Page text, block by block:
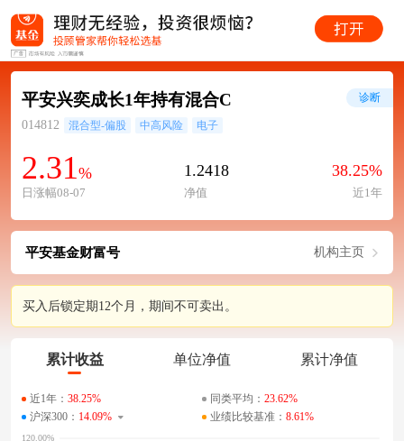
平安兴奕成长1年持有混合C
014812 混合型-偏股 中高风险 电子
2.31 %
日涨幅08-07
1.2418
净值
38.25%
近1年
诊断
平安基金财富号 机构主页
买入后锁定期12个月，期间不可卖出。
累计收益 单位净值 累计净值
近1年： 38.25% 同类平均： 23.62%
沪深300： 14.09% 业绩比较基准： 8.61%